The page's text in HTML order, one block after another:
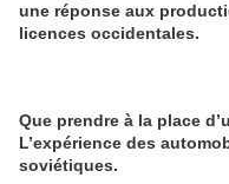
une réponse aux
licences occidentales.
Que prendre à la place
L’expérience des
soviétiques.